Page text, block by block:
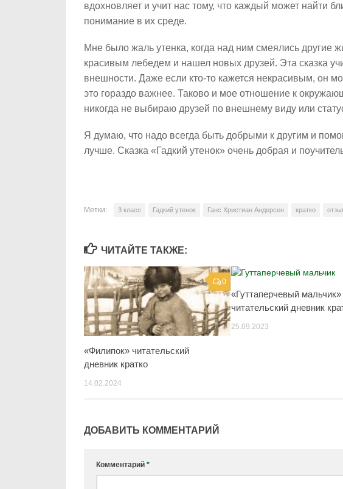
вдохновляет и учит нас тому, что каждый может найти
понимание в их среде.
Мне было жаль утенка, когда над ним смеялись другие
красивым лебедем и нашел новых друзей. Эта сказка
внешности. Даже если кто-то кажется некрасивым, он
это гораздо важнее. Таково и мое отношение к
никогда не выбираю друзей по внешнему виду или
Я думаю, что надо всегда быть добрыми к другим и
лучше. Сказка «Гадкий утенок» очень добрая и
Метки: 3 класс Гадкий утенок Ганс Христиан Андерсен кратко
ЧИТАЙТЕ ТАКЖЕ:
0
«Филипок» читательский
дневник кратко
14.02.2024
«Гуттаперчевый мальчик»
читательский дневник
25.09.2023
ДОБАВИТЬ КОММЕНТАРИЙ
Комментарий *